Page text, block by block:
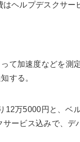
ヘルプデスクサー
て加速度などを測
する。
万5000円と、ベ
ービス込みで、デ